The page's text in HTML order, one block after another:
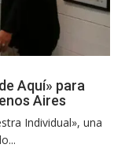
Aquí» para
Aires
Individual», una